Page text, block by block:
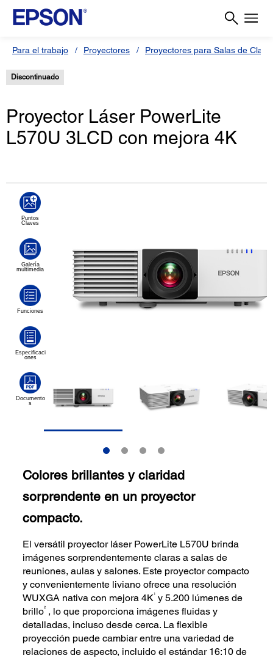
Para el trabajo Proyectores Proyectores para Salas de
Discontinuado
Proyector Láser PowerLite
L570U 3LCD con mejora 4K
Colores brillantes y claridad
sorprendente en un proyector
compacto.
El versátil proyector láser PowerLite L570U brinda
imágenes sorprendentemente claras a salas de
reuniones, aulas y salones. Este proyector compacto
y convenientemente liviano ofrece una resolución
WUXGA nativa con mejora 4K1 y 5.200 lúmenes de
brillo2
, lo que proporciona imágenes fluidas y
detalladas, incluso desde cerca. La flexible
proyección puede cambiar entre una variedad de
relaciones de aspecto, incluido el estándar 16:10 de